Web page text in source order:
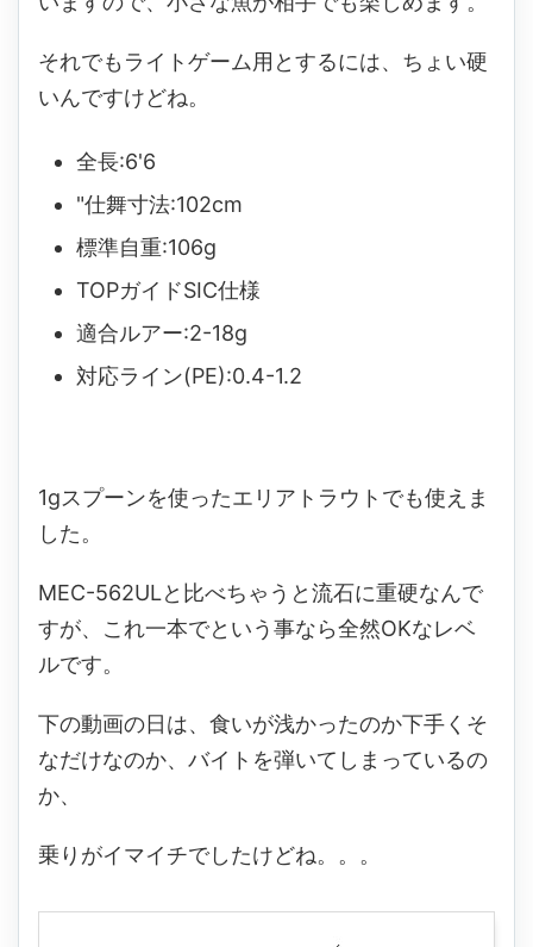
それでもライトゲーム用とするには、ちょい硬
いんですけどね。
全長:6'6
"仕舞寸法:102cm
標準自重:106g
TOPガイドSIC仕様
適合ルアー:2-18g
対応ライン(PE):0.4-1.2
1gスプーンを使ったエリアトラウトでも使えま
した。
MEC-562ULと比べちゃうと流石に重硬なんで
すが、これ一本でという事なら全然OKなレベ
ルです。
下の動画の日は、食いが浅かったのか下手くそ
なだけなのか、バイトを弾いてしまっているの
か、
乗りがイマイチでしたけどね。。。